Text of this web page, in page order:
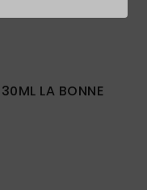
LA BONNE